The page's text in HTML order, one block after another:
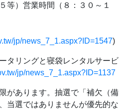
等）営業時間（８：３０～１
jp/news_7_1.aspx?ID=1547)
タリングと寝袋レンタルサービ
jp/news_7_1.aspx?ID=1137
があります。抽選で「補欠（備
当選ではありませんが優先的な